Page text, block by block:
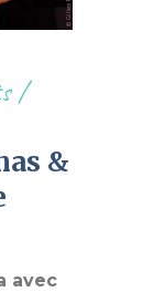
/
&
avec